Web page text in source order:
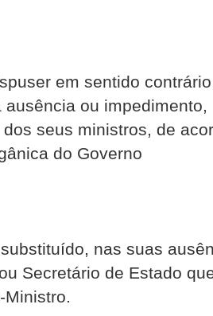
em sentido
ou
seus ministros, de
do Governo
nas suas
Secretário de Estado
Ministro.